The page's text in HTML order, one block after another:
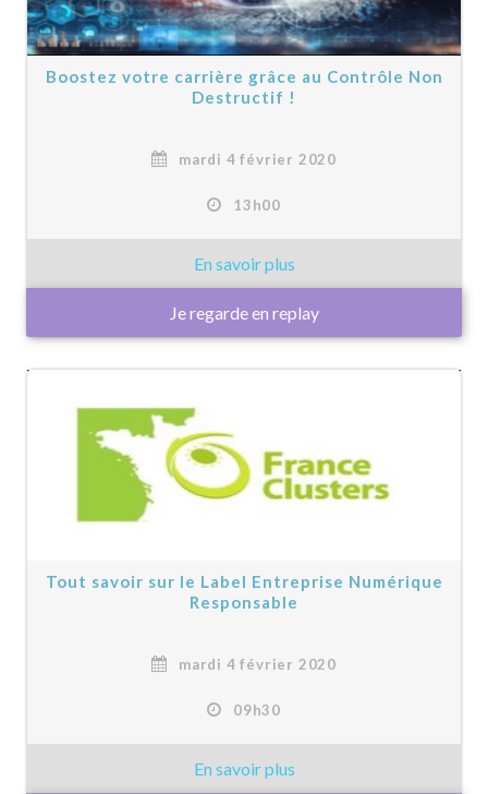
Boostez votre carrière grâce au Contrôle Non
Destructif !
mardi 4 février 2020
13h00
Je regarde en replay
Tout savoir sur le Label Entreprise Numérique
Responsable
mardi 4 février 2020
09h30